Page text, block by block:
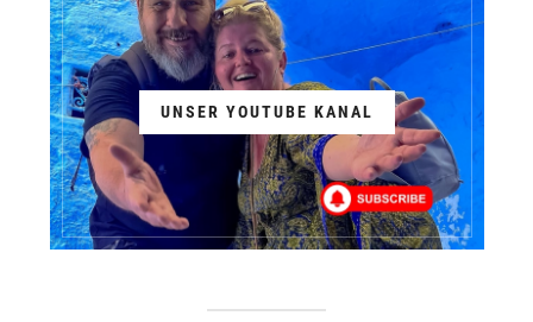
UNSER YOUTUBE KANAL